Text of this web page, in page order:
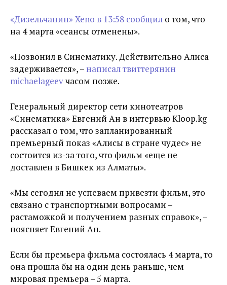
«Дизельчанин» Xeno в 13:58 сообщил о том, что
на 4 марта «сеансы отменены».
«Позвонил в Синематику. Действительно Алиса
задерживается», – написал твиттерянин
michaelageevчасом позже.
Генеральный директор сети кинотеатров
«Синематика» Евгений Ан в интервью Kloop.kg
рассказал о том, что запланированный
премьерный показ «Алисы в стране чудес» не
состоится из-за того, что фильм «еще не
доставлен в Бишкек из Алматы».
«Мы сегодня не успеваем привезти фильм, это
связано с транспортными вопросами –
растаможкой и получением разных справок», –
поясняет Евгений Ан.
Если бы премьера фильма состоялась 4 марта, то
она прошла бы на один день раньше, чем
мировая премьера – 5 марта.